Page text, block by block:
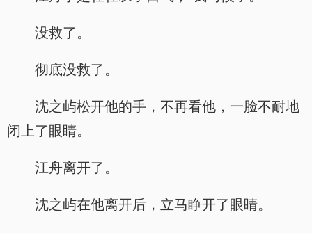
没救了。
彻底没救了。
沈之屿松开他的手，不再看他，一脸不耐地
闭上了眼睛。
江舟离开了。
沈之屿在他离开后，立马睁开了眼睛。